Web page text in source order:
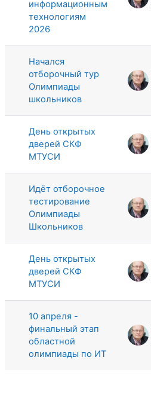
информационным
технологиям
2026
Начался
отборочный тур
Олимпиады
школьников
День открытых
дверей СКФ
МТУСИ
Идёт отборочное
тестирование
Олимпиады
Школьников
День открытых
дверей СКФ
МТУСИ
10 апреля -
финальный этап
областной
олимпиады по ИТ